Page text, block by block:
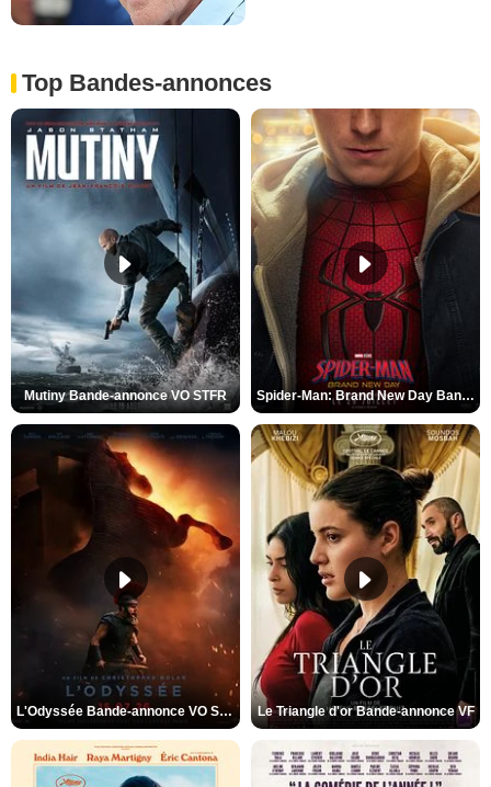
Top Bandes-annonces
Mutiny Bande-annonce VO STFR Spider-Man: Brand New Day Bande-annonce VO STFR
L'Odyssée Bande-annonce VO STFR Le Triangle d'or Bande-annonce VF